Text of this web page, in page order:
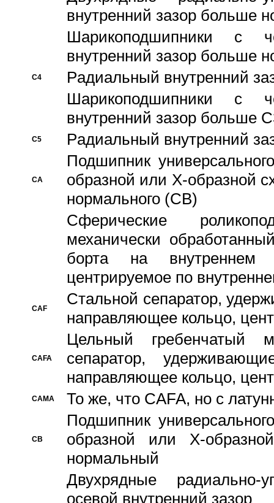
внутренний зазор больше
Шарикоподшипники с
внутренний зазор больше
C4
Pадиальный внутренний
Шарикоподшипники с
внутренний зазор больше
C5 Pадиальный внутренний
CA
Подшипник
образной или Х-образной
нормального (CB)
Сферические
механически
борта на внутреннем
центрируемое по
CAF
Стальной сепаратор,
направляющее кольцо,
CAFA
Цельный гребенчатый
сепаратор,
направляющее кольцо,
CAMA То же, что CAFA, но с
CB
Подшипник
образной или Х-
нормальный
Двухрядные радиально-
осевой внутренний зазор